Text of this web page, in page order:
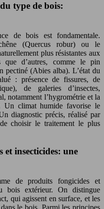
type de bois:
de bois est fondamentale.
(Quercus robur) ou le
plus résistantes aux
que d’autres, comme le pin
pectiné (Abies alba). L’état du
: présence de fissures, de
de galeries d’insectes,
notamment l’hygrométrie et la
Un climat humide favorise le
diagnostic précis, réalisé par
choisir le traitement le plus
et insecticides: une
de produits fongicides et
bois extérieur. On distingue
qui agissent en surface, et les
le bois. Parmi les principes